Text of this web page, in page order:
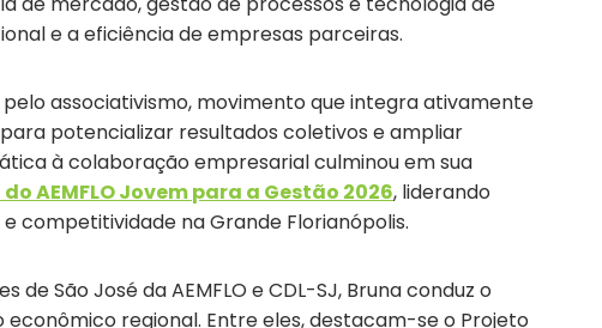
e a eficiência de empresas parceiras.
associativismo, movimento que integra ativamente
potencializar resultados coletivos e ampliar
à colaboração empresarial culminou em sua
AEMFLO Jovem para a Gestão 2026, liderando
competitividade na Grande Florianópolis.
São José da AEMFLO e CDL-SJ, Bruna conduz o
regional. Entre eles, destacam-se o Projeto